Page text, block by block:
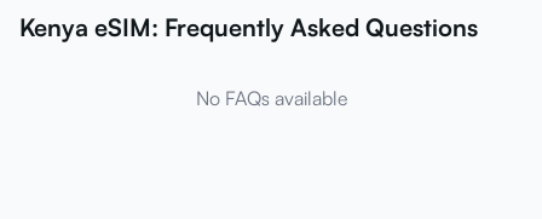
Kenya eSIM: Frequently Asked Questions
No FAQs available